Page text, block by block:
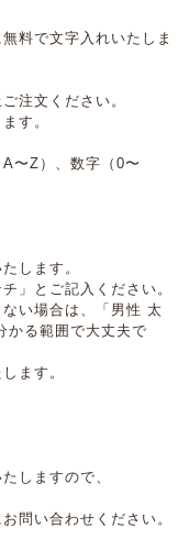
料で文字入れいたしま
注文ください。
す。
〜Z）、数字（0〜
します。
」とご記入ください。
い場合は、「男性 太
かる範囲で大丈夫で
ます。
しますので、
問い合わせください。